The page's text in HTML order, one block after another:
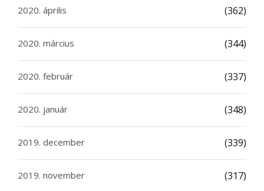
2020. április (362)
2020. március (344)
2020. február (337)
2020. január (348)
2019. december (339)
2019. november (317)